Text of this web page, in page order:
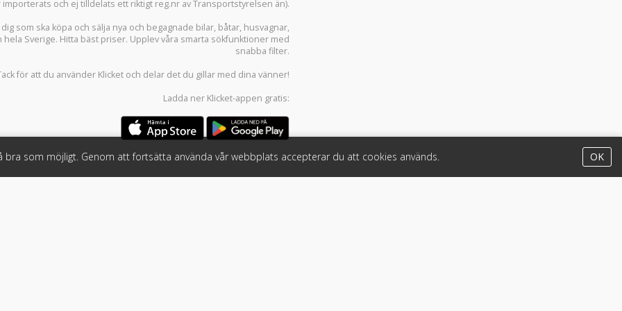
och ej tilldelats ett riktigt reg.nr av Transportstyrelsen än).
som ska köpa och sälja nya och begagnade bilar, båtar, husvagnar,
Sverige. Hitta bäst priser. Upplev våra smarta sökfunktioner med
snabba filter.
för att du använder Klicket och delar det du gillar med dina vänner!
Ladda ner Klicket-appen gratis:
som möjligt. Genom att fortsätta använda vår webbplats accepterar du att cookies används. OK